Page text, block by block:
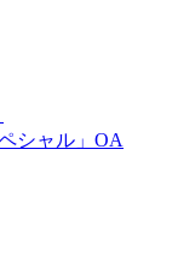
シャル」OA